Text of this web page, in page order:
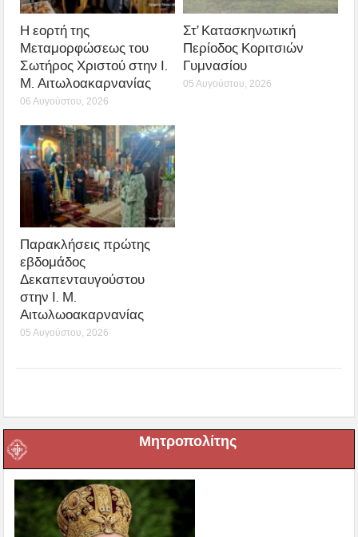
Η εορτή της
Μεταμορφώσεως του
Σωτήρος Χριστού στην Ι.
Μ. Αιτωλοακαρνανίας
06 Αυγούστου, 2026
Στ’ Κατασκηνωτική
Περίοδος Κοριτσιών
Γυμνασίου
05 Αυγούστου, 2026
Παρακλήσεις πρώτης
εβδομάδος
Δεκαπενταυγούστου
στην Ι. Μ.
Αιτωλωοακαρνανίας
05 Αυγούστου, 2026
Μητροπολίτης